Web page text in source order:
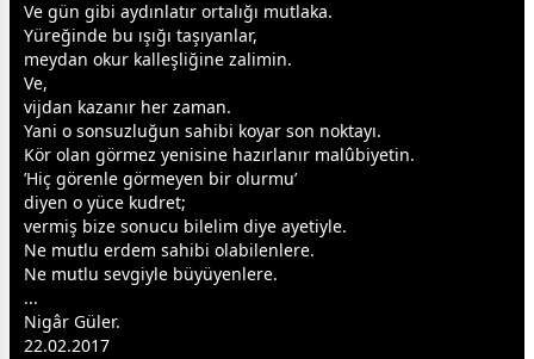
Ve gün gibi aydınlatır ortalığı mutlaka.
Yüreğinde bu ışığı taşıyanlar,
meydan okur kalleşliğine zalimin.
Ve,
vijdan kazanır her zaman.
Yani o sonsuzluğun sahibi koyar son noktayı.
Kör olan görmez yenisine hazırlanır malûbiyetin.
’Hiç görenle görmeyen bir olurmu’
diyen o yüce kudret;
vermiş bize sonucu bilelim diye ayetiyle.
Ne mutlu erdem sahibi olabilenlere.
Ne mutlu sevgiyle büyüyenlere.
...
Nigâr Güler.
22.02.2017